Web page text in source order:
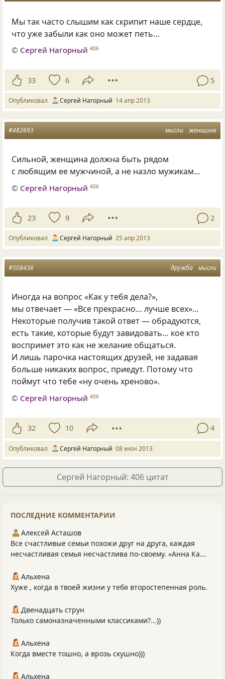
Мы так часто слышим как скрипит наше сердце,
что уже забыли как оно может петь…
© Сергей Нагорный 406
33 6 5
Опубликовал Сергей Нагорный 14 апр 2013
мысли женщина
#482693
Сильной, женщина должна быть рядом
с любящим ее мужчиной, а не назло мужикам…
© Сергей Нагорный 406
23 9 2
Опубликовал Сергей Нагорный 25 апр 2013
дружба мысли
#508436
Иногда на вопрос «Как у тебя дела?»,
мы отвечает — «Все прекрасно… лучше всех»…
Некоторые получив такой ответ — обрадуются,
есть такие, которые будут завидовать… кое кто
воспримет это как не желание общаться.
И лишь парочка настоящих друзей, не задавая
больше никаких вопрос, приедут. Потому что
поймут что тебе«ну очень хреново».
© Сергей Нагорный 406
32 10 4
Опубликовал Сергей Нагорный 08 июн 2013
Сергей Нагорный: 406 цитат
ПОСЛЕДНИЕ КОММЕНТАРИИ
Алексей Асташов
Все счастливые семьи похожи друг на друга, каждая
несчастливая семья несчастлива по-своему. «Анна Ка...
Альхена
Хуже , когда в твоей жизни у тебя второстепенная роль.
Двенадцать струн
Только самоназначенными классиками?...))
Альхена
Когда вместе тошно, а врозь скушно)))
Альхена